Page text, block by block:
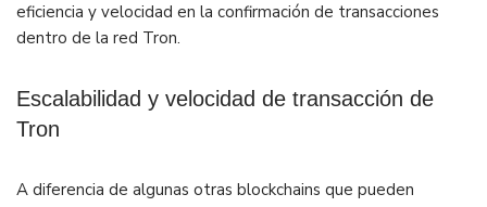
eficiencia y velocidad en la confirmación de transacciones
dentro de la red Tron.
Escalabilidad y velocidad de transacción de
Tron
A diferencia de algunas otras blockchains que pueden